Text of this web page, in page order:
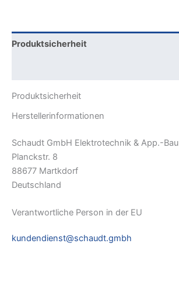
Produktsicherheit
Produktsicherheit
Herstellerinformationen
Schaudt GmbH Elektrotechnik & App.-Bau
Planckstr. 8
88677 Martkdorf
Deutschland
Verantwortliche Person in der EU
kundendienst@schaudt.gmbh